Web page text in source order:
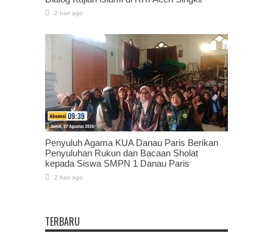
2 hari ago
Penyuluh Agama KUA Danau Paris Berikan
Penyuluhan Rukun dan Bacaan Sholat
kepada Siswa SMPN 1 Danau Paris
2 hari ago
TERBARU